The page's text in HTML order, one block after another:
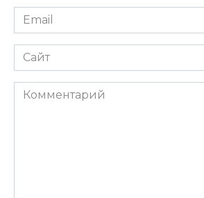
Email
*
Сайт
Комментарий